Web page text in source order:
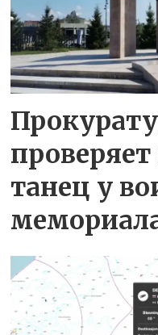
танец у